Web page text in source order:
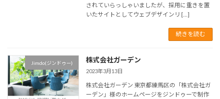
されていらっしゃいましたが、採用に重きを置
いたサイトとしてウェブデザインリ […]
続きを読む
Jimdo(ジンドゥー) 株式会社ガーデン
2023年3月13日
株式会社ガーデン 東京都練馬区の「株式会社ガ
ーデン」様のホームページをジンドゥーで制作